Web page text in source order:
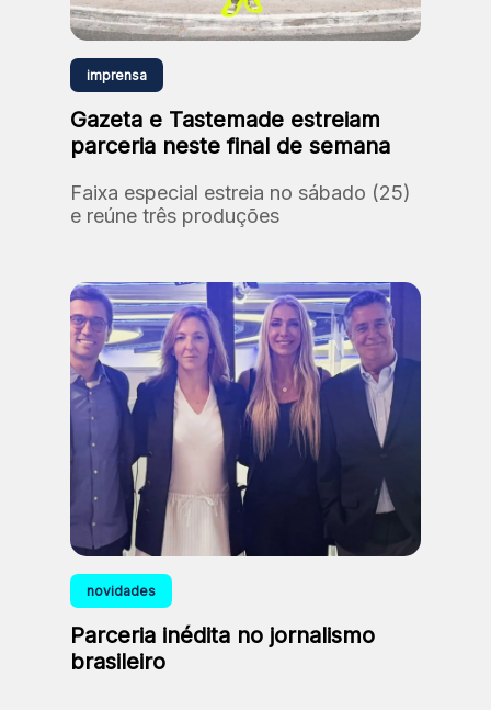
imprensa
Gazeta e Tastemade estreiam
parceria neste final de semana
Faixa especial estreia no sábado (25)
e reúne três produções
novidades
Parceria inédita no jornalismo
brasileiro